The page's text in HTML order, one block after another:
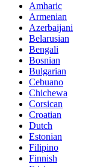
Amharic
Armenian
Azerbaijani
Belarusian
Bengali
Bosnian
Bulgarian
Cebuano
Chichewa
Corsican
Croatian
Dutch
Estonian
Filipino
Finnish